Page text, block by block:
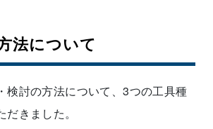
法について
検討の方法について、3つの工具種
きました。